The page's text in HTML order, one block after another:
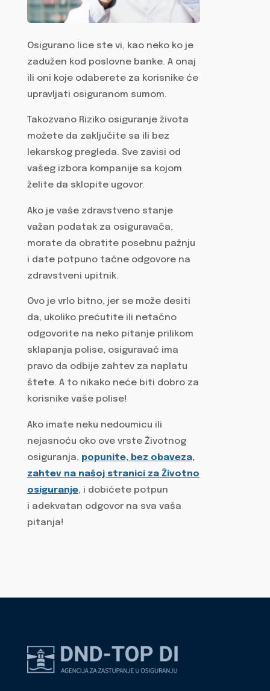
Osigurano lice ste vi, kao neko ko je
zadužen kod poslovne banke. A onaj
ili oni koje odaberete za korisnike će
upravljati osiguranom sumom.
Takozvano Riziko osiguranje života
možete da zaključite sa ili bez
lekarskog pregleda. Sve zavisi od
vašeg izbora kompanije sa kojom
želite da sklopite ugovor.
Ako je vaše zdravstveno stanje
važan podatak za osiguravača,
morate da obratite posebnu pažnju
i date potpuno tačne odgovore na
zdravstveni upitnik.
Ovo je vrlo bitno, jer se može desiti
da, ukoliko prećutite ili netačno
odgovorite na neko pitanje prilikom
sklapanja polise, osiguravač ima
pravo da odbije zahtev za naplatu
štete. A to nikako neće biti dobro za
korisnike vaše polise!
Ako imate neku nedoumicu ili
nejasnoću oko ove vrste Životnog
osiguranja, popunite, bez obaveza,
zahtev na našoj stranici za Životno
osiguranje, i dobićete potpun
i adekvatan odgovor na sva vaša
pitanja!